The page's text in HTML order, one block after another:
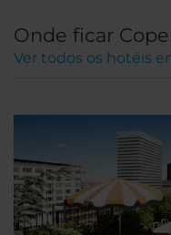
Onde ficar
Ver todos os hotéis